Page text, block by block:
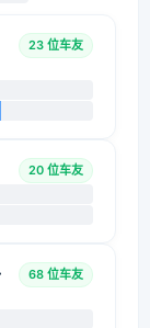
23 位车友
20 位车友
68 位车友